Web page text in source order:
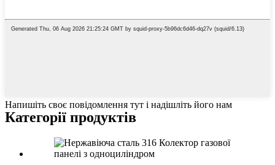
Напишіть своє повідомлення тут і надішліть його нам
Категорії продуктів